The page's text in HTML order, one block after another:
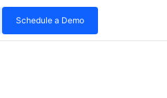
Schedule a Demo